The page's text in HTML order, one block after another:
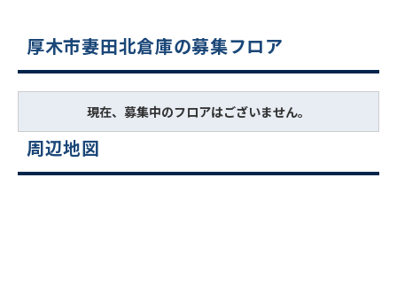
厚木市妻田北倉庫の募集フロア
現在、募集中のフロアはございません。
周辺地図